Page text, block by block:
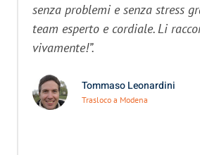
senza problemi e senza stress
team esperto e cordiale. Li
vivamente!”.
Tommaso Leonardini
Trasloco a Modena